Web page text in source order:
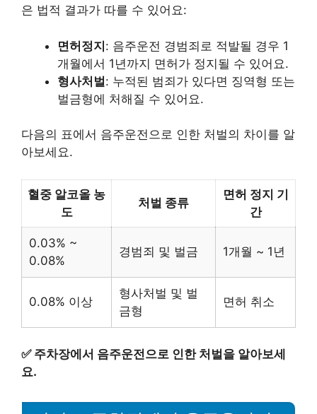
은 법적 결과가 따를 수 있어요:
면허정지: 음주운전 경범죄로 적발될 경우 1
개월에서 1년까지 면허가 정지될 수 있어요.
형사처벌: 누적된 범죄가 있다면 징역형 또는
벌금형에 처해질 수 있어요.
다음의 표에서 음주운전으로 인한 처벌의 차이를 알
아보세요.
혈중 알코올 농
도
처벌 종류
면허 정지 기
간
0.03% ~
0.08%
경범죄 및 벌금 1개월 ~ 1년
0.08% 이상
형사처벌 및 벌
금형
면허 취소
✅ 주차장에서 음주운전으로 인한 처벌을 알아보세
요.